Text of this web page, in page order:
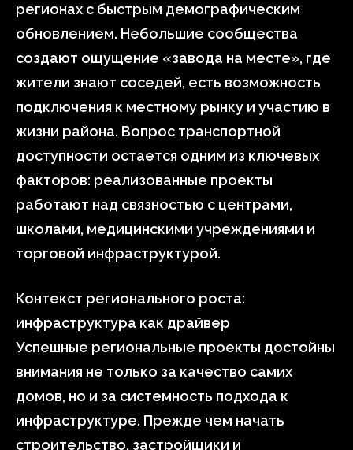
регионах с быстрым демографическим
обновлением. Небольшие сообщества
создают ощущение «завода на месте», где
жители знают соседей, есть возможность
подключения к местному рынку и участию в
жизни района. Вопрос транспортной
доступности остается одним из ключевых
факторов: реализованные проекты
работают над связностью с центрами,
школами, медицинскими учреждениями и
торговой инфраструктурой.
Контекст регионального роста:
инфраструктура как драйвер
Успешные региональные проекты достойны
внимания не только за качество самих
домов, но и за системность подхода к
инфраструктуре. Прежде чем начать
строительство, застройщики и